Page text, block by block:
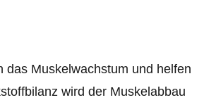
das Muskelwachstum und helfen
wird der Muskelabbau